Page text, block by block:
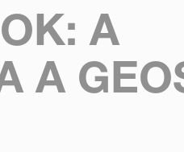
A
A